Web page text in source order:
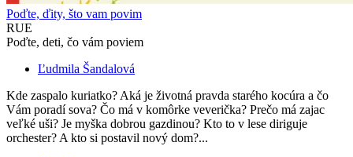
Poďte, ďity, što vam povim
RUE
Poďte, deti, čo vám poviem
Ľudmila Šandalová
Kde zaspalo kuriatko? Aká je životná pravda starého kocúra a čo
Vám poradí sova? Čo má v komôrke veverička? Prečo má zajac
veľké uši? Je myška dobrou gazdinou? Kto to v lese diriguje
orchester? A kto si postavil nový dom?...